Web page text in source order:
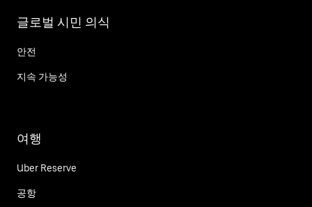
글로벌 시민 의식
안전
지속 가능성
여행
Uber Reserve
공항